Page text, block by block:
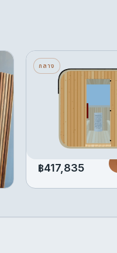
กลาง
คิวบ์ — กลาง — กระ
หลังครึ่งบาน — เครื่
ทำความร้อนหิน
4 ที่นั่ง · กระจกด้านหลั
เครื่องทำความร้อนหิน
฿417,835